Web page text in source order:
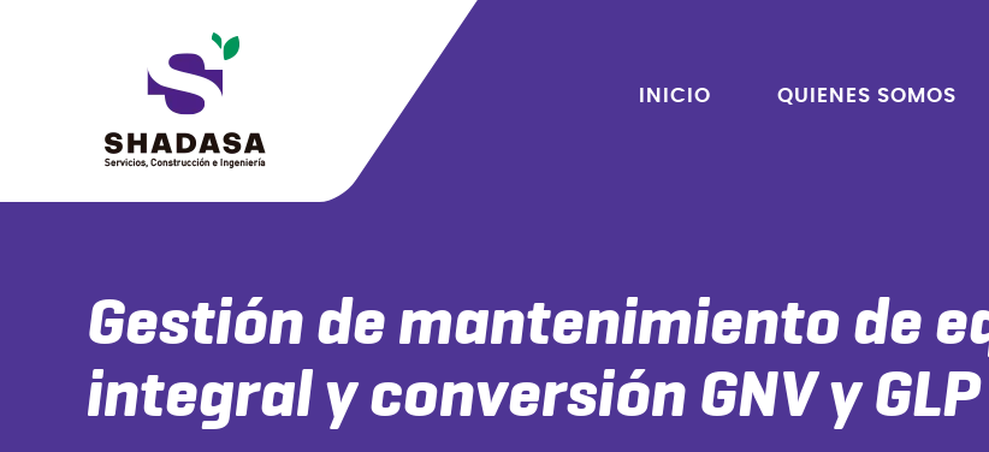
INICIO QUIENES SOMOS
Gestión de mantenimiento de
integral y conversión GNV y GLP